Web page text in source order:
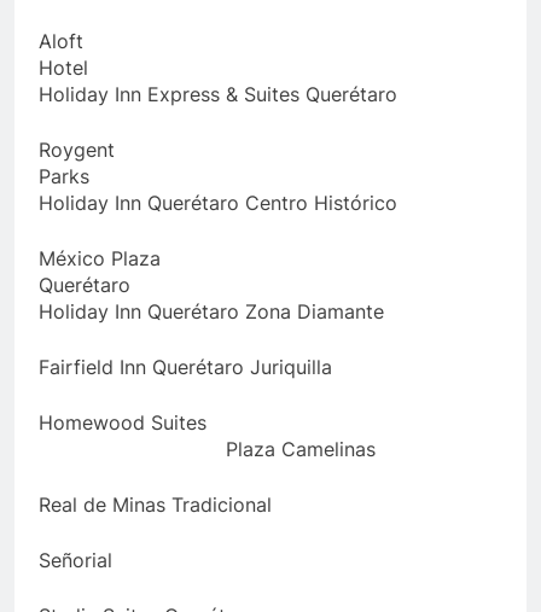
Aloft
Holiday Inn Express & Suites Querétaro
Roygent
Holiday Inn Querétaro Centro Histórico
México Plaza
Holiday Inn Querétaro Zona Diamante
Fairfield Inn Querétaro Juriquilla
Homewood Suites
Plaza Camelinas
Real de Minas Tradicional
Señorial